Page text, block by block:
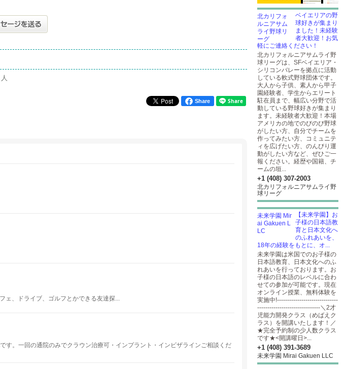
Share
ェ、ドライブ、ゴルフとかできる友達探...
す。一回の通院のみでクラウン治療可・インプラント・インビザラインご相談くだ
ベイエリアの野
球好きが集まり
ました！未経験
者大歓迎！お気
軽にご連絡ください！
北カリフォルニアサムライ野
球リーグは、SFベイエリア・
シリコンバレーを拠点に活動
している軟式野球団体です。
大人から子供、素人から甲子
園経験者、学生からエリート
駐在員まで、幅広い分野で活
動している野球好きが集まり
ます。未経験者大歓迎！本場
アメリカの地でのびのび野球
がしたい方、自分でチームを
作ってみたい方、コミュニテ
ィを広げたい方、のんびり運
動がしたい方など、ぜひご一
報ください。経歴や国籍、チ
ームの垣...
+1 (408) 307-2003
北カリフォルニアサムライ野
球リーグ
【未来学園】お
子様の日本語教
育と日本文化へ
のふれあいを、
18年の経験をもとに、オ...
未来学園は米国でのお子様の
日本語教育、日本文化へのふ
れあいを行っております。お
子様の日本語のレベルに合わ
せての参加が可能です。現在
オンライン授業、無料体験を
実施中!------------------------------
-------------------------------＼2才
児能力開発クラス（めばえク
ラス）を開講いたします！／
★完全予約制の少人数クラス
です★<開講曜日>...
+1 (408) 391-3689
未来学園 Mirai Gakuen LLC